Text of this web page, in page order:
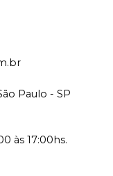
Paulo - SP
às 17:00hs.